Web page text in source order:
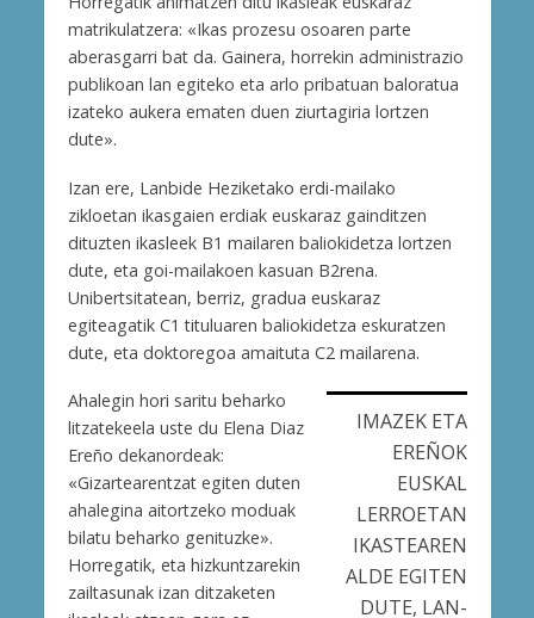
matrikulatzera: «Ikas prozesu osoaren parte
aberasgarri bat da. Gainera, horrekin administrazio
publikoan lan egiteko eta arlo pribatuan baloratua
izateko aukera ematen duen ziurtagiria lortzen
dute».
Izan ere, Lanbide Heziketako erdi-mailako
zikloetan ikasgaien erdiak euskaraz gainditzen
dituzten ikasleek B1 mailaren baliokidetza lortzen
dute, eta goi-mailakoen kasuan B2rena.
Unibertsitatean, berriz, gradua euskaraz
egiteagatik C1 tituluaren baliokidetza eskuratzen
dute, eta doktoregoa amaituta C2 mailarena.
IMAZEK ETA
EREÑOK
EUSKAL
LERROETAN
IKASTEAREN
ALDE EGITEN
DUTE, LAN-
Ahalegin hori saritu beharko
litzatekeela uste du Elena Diaz
Ereño dekanordeak:
«Gizartearentzat egiten duten
ahalegina aitortzeko moduak
bilatu beharko genituzke».
Horregatik, eta hizkuntzarekin
zailtasunak izan ditzaketen